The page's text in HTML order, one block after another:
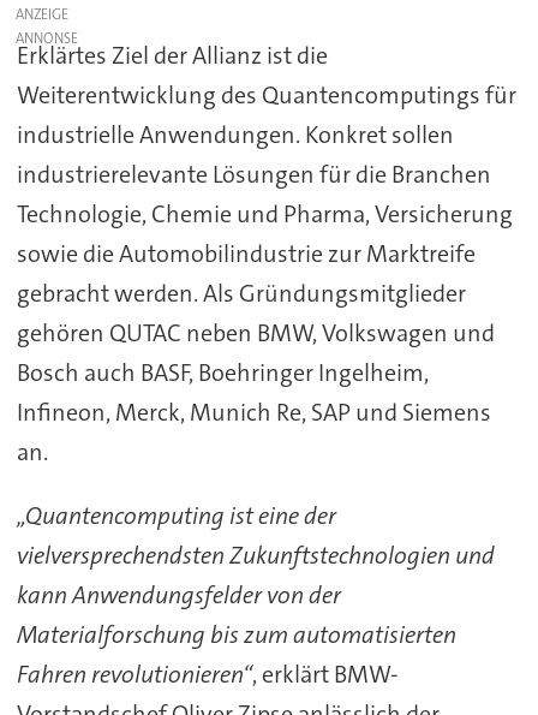
ANZEIGE
Erklärtes Ziel der Allianz ist die
Weiterentwicklung des Quantencomputings für
industrielle Anwendungen. Konkret sollen
industrierelevante Lösungen für die Branchen
Technologie, Chemie und Pharma, Versicherung
sowie die Automobilindustrie zur Marktreife
gebracht werden. Als Gründungsmitglieder
gehören QUTAC neben BMW, Volkswagen und
Bosch auch BASF, Boehringer Ingelheim,
Infineon, Merck, Munich Re, SAP und Siemens
an.
„Quantencomputing ist eine der
vielversprechendsten Zukunftstechnologien und
kann Anwendungsfelder von der
Materialforschung bis zum automatisierten
Fahren revolutionieren“, erklärt BMW-